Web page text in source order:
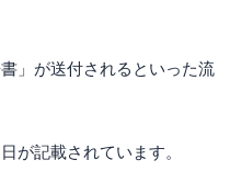
」が送付されるといった流
が記載されています。